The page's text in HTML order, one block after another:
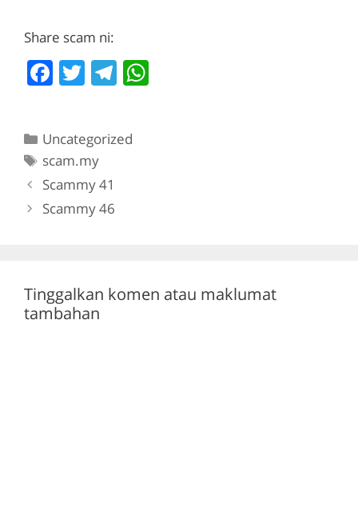
Share scam ni:
F
a
e
b
o
o
T
w
er
T
el
gr
Categories
Uncategorized
Tags
scam.my
Scammy 41
Scammy 46
Tinggalkan komen atau maklumat
tambahan